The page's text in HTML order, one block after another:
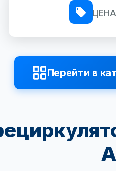
Перейти в